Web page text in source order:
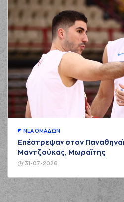
31-07-2026
ΝΕA ΟΜAΔΩΝ
Επέστρεψαν στον
Μαντζούκας, Μωραΐτης